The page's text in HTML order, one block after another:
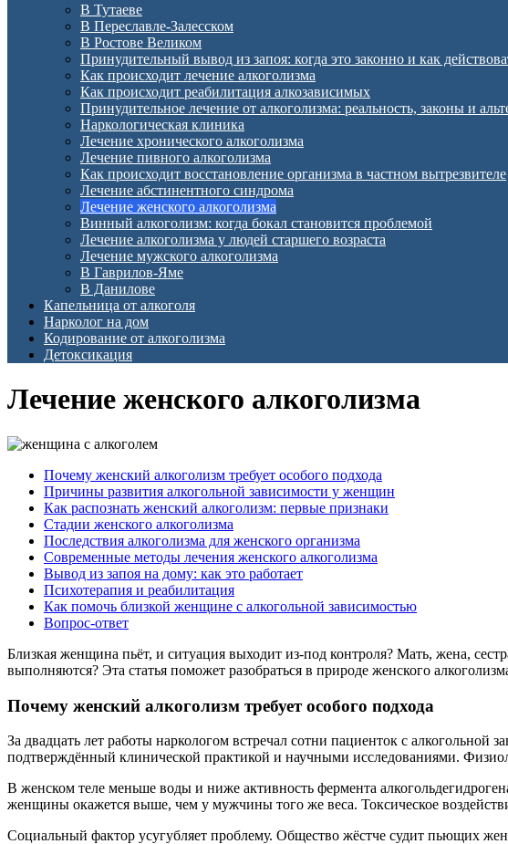
В Тутаеве
В Переславле-Залесском
В Ростове Великом
Принудительный вывод из запоя: когда это законно и как
Как происходит лечение алкоголизма
Как происходит реабилитация алкозависимых
Принудительное лечение от алкоголизма: реальность, законы и
Наркологическая клиника
Лечение хронического алкоголизма
Лечение пивного алкоголизма
Как происходит восстановление организма в частном вытрезвителе
Лечение абстинентного синдрома
Лечение женского алкоголизма
Винный алкоголизм: когда бокал становится проблемой
Лечение алкоголизма у людей старшего возраста
Лечение мужского алкоголизма
В Гаврилов-Яме
В Данилове
Капельница от алкоголя
Нарколог на дом
Кодирование от алкоголизма
Детоксикация
Лечение женского алкоголизма
Почему женский алкоголизм требует особого подхода
Причины развития алкогольной зависимости у женщин
Как распознать женский алкоголизм: первые признаки
Стадии женского алкоголизма
Последствия алкоголизма для женского организма
Современные методы лечения женского алкоголизма
Вывод из запоя на дому: как это работает
Психотерапия и реабилитация
Как помочь близкой женщине с алкогольной зависимостью
Вопрос-ответ
Близкая женщина пьёт, и ситуация выходит из-под контроля? Мать, жена,
выполняются? Эта статья поможет разобраться в природе женского
Почему женский алкоголизм требует особого подхода
За двадцать лет работы наркологом встречал сотни пациенток с
подтверждённый клинической практикой и научными исследованиями.
В женском теле меньше воды и ниже активность фермента
женщины окажется выше, чем у мужчины того же веса. Токсическое
Социальный фактор усугубляет проблему. Общество жёстче судит пьющих